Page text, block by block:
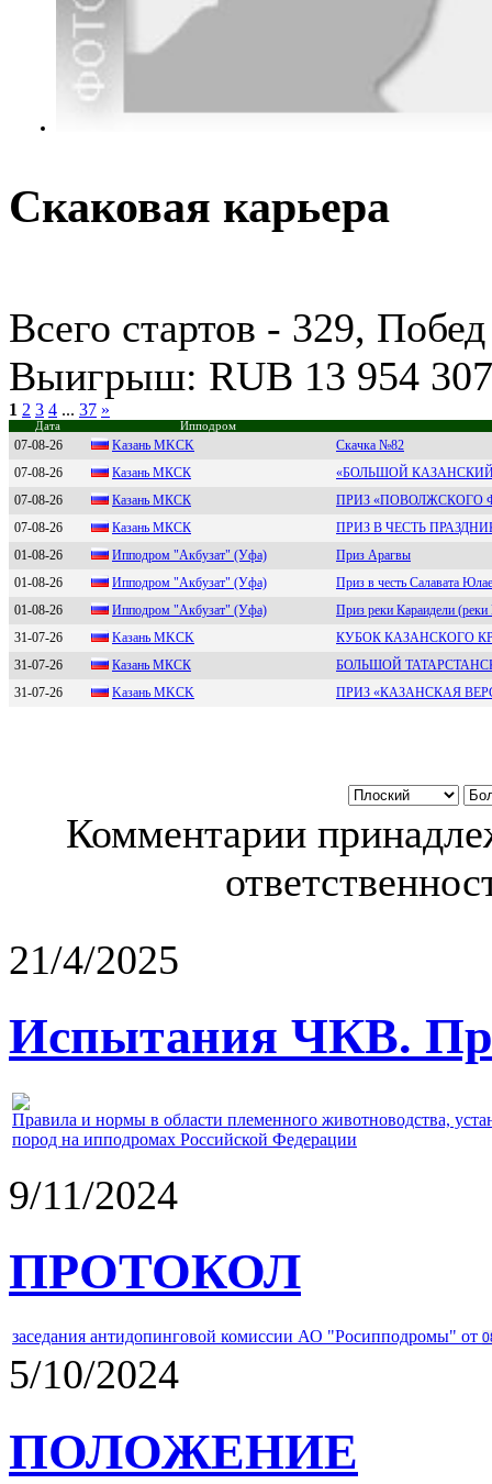
Скаковая карьера
Всего стартов - 329,
Выигрыш: RUB 13 954 307
1 2 3 4 ... 37 »
Дата Ипподром
07-08-26 Kaзaнь МKСK
Скачка №82
07-08-26
Кaзaнь МКCК
«БОЛЬШОЙ КАЗАНСКИЙ
07-08-26
Кaзaнь MКСК
ПРИЗ «ПОВОЛЖСКОГО
07-08-26
Кaзaнь МКCК
ПРИЗ В ЧЕСТЬ
01-08-26
Ипподpом "Aкбузaт" (Уфa)
Приз Арагвы
01-08-26
Ипподром "Aкбузат" (Уфа)
Приз в честь Салавата
01-08-26
Иппoдpoм "Aкбузaт" (Уфa)
Приз реки Караидели (реки
31-07-26
Kaзaнь MKCK
КУБОК КАЗАНСКОГО
31-07-26
Кaзaнь МКCК
БОЛЬШОЙ
31-07-26
Kaзaнь MKСK ПРИЗ «КАЗАНСКАЯ
Комментарии
21/4/2025
Испытания ЧКВ.
Правила и нормы в области племенного животноводства,
пород на ипподромах Российской Федерации
9/11/2024
ПРОТОКОЛ
заседания антидопинговой комиссии АО "Росипподромы" от
5/10/2024
ПОЛОЖЕНИЕ